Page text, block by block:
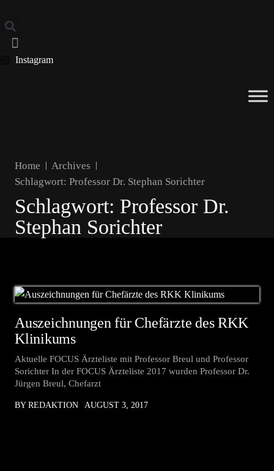
Instagram
Home
Archives
Schlagwort: Professor Dr. Stephan Sorichter
Schlagwort: Professor Dr.
Stephan Sorichter
Auszeichnungen für Chefärzte des RKK
Klinikums
Aktuelle FOCUS Ärzteliste mit Professor Breul und Professor
Sorichter In der FOCUS Ärzteliste 2017 wurden Professor Dr.
Jürgen Breul, Chefarzt
BY REDAKTION AUGUST 3, 2017